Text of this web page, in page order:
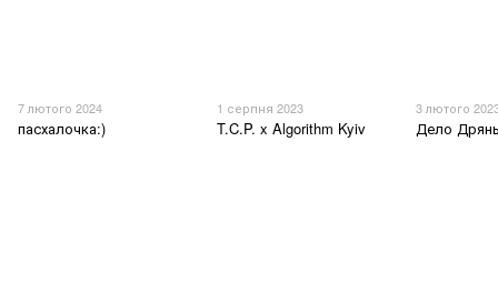
7 лютого 2024
пасхалочка:)
1 серпня 2023
T.C.P. x Algorithm Kyiv
3 лютого
Дело